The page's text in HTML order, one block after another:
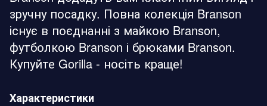
зручну посадку. Повна колекція Branson
існує в поєднанні з майкою Branson,
футболкою Branson і брюками Branson.
Купуйте Gorilla - носіть краще!
Характеристики